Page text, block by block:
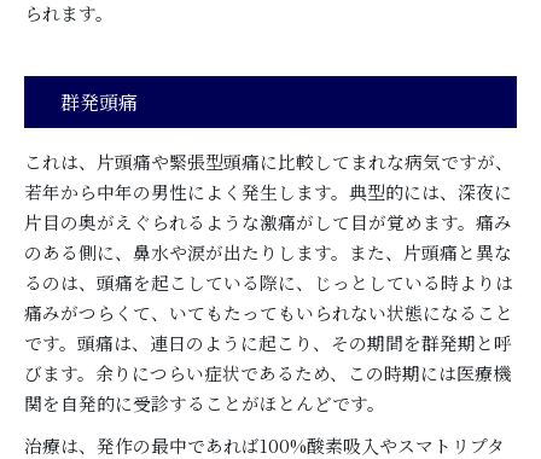
られます。
群発頭痛
これは、片頭痛や緊張型頭痛に比較してまれな病気ですが、
若年から中年の男性によく発生します。典型的には、深夜に
片目の奥がえぐられるような激痛がして目が覚めます。痛み
のある側に、鼻水や涙が出たりします。また、片頭痛と異な
るのは、頭痛を起こしている際に、じっとしている時よりは
痛みがつらくて、いてもたってもいられない状態になること
です。頭痛は、連日のように起こり、その期間を群発期と呼
びます。余りにつらい症状であるため、この時期には医療機
関を自発的に受診することがほとんどです。
治療は、発作の最中であれば100%酸素吸入やスマトリプタ